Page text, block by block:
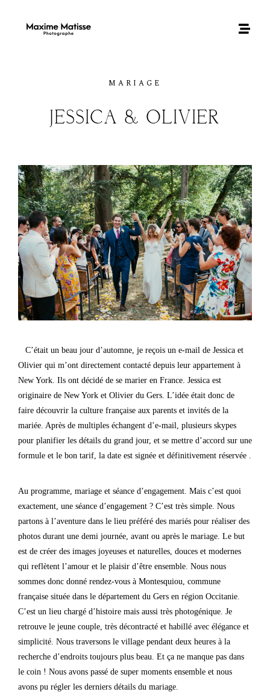
MARIAGE
JESSICA & OLIVIER
C’était un beau jour d’automne, je reçois un e-mail de Jessica et
Olivier qui m’ont directement contacté depuis leur appartement à
New York. Ils ont décidé de se marier en France. Jessica est
originaire de New York et Olivier du Gers. L’idée était donc de
faire découvrir la culture française aux parents et invités de la
mariée. Après de multiples échangent d’e-mail, plusieurs skypes
pour planifier les détails du grand jour, et se mettre d’accord sur une
formule et le bon tarif, la date est signée et définitivement réservée .
Au programme, mariage et séance d’engagement. Mais c’est quoi
exactement, une séance d’engagement ? C’est très simple. Nous
partons à l’aventure dans le lieu préféré des mariés pour réaliser des
photos durant une demi journée, avant ou après le mariage. Le but
est de créer des images joyeuses et naturelles, douces et modernes
qui reflètent l’amour et le plaisir d’être ensemble. Nous nous
sommes donc donné rendez-vous à Montesquiou, commune
française située dans le département du Gers en région Occitanie.
C’est un lieu chargé d’histoire mais aussi très photogénique. Je
retrouve le jeune couple, très décontracté et habillé avec élégance et
simplicité. Nous traversons le village pendant deux heures à la
recherche d’endroits toujours plus beau. Et ça ne manque pas dans
le coin ! Nous avons passé de super moments ensemble et nous
avons pu régler les derniers détails du mariage.